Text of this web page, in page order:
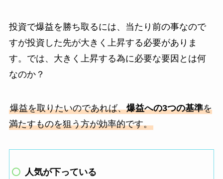
投資で爆益を勝ち取るには、当たり前の事なので
すが投資した先が大きく上昇する必要がありま
す。では、大きく上昇する為に必要な要因とは何
なのか？
爆益を取りたいのであれば、爆益への3つの基準を
満たすものを狙う方が効率的です。
人気が下っている